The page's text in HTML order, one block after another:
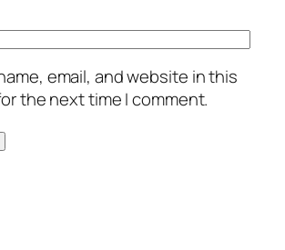
email, and website in this
the next time I comment.